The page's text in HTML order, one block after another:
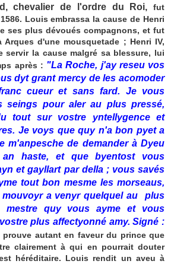
chevalier de l'ordre du Roi, fut
Louis embrassa la cause de Henri
ses plus dévoués compagnons, et fut
Arques d'une mousquetade ; Henri IV,
la cause malgré sa blessure, lui
après : "La Roche, j'ay reseu vos
dyt grant mercy de les acomoder
cueur et sans fard. Je vous
seings pour aler au plus pressé,
tout sur vostre yntellygence et
Je voys que quy n'a bon pyet a
m'anpesche de demander à Dyeu
an haste, et que byentost vous
et gayllart par della ; vous savés
tout bon mesme les morseaus,
a venyr quelquel au plus
mestre quy vous ayme et vous
plus affectyonné amy. Signé :
prouve autant en faveur du prince que
clairement à qui en pourrait douter
héréditaire. Louis rendit un aveu à